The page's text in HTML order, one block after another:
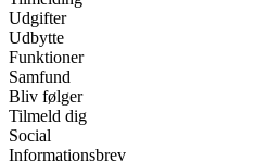
Udgifter
Udbytte
Funktioner
Samfund
Bliv følger
Tilmeld dig
Social
Informationsbrev